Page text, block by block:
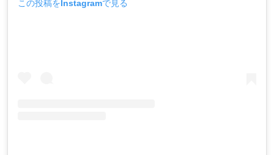
この投稿をInstagramで見る